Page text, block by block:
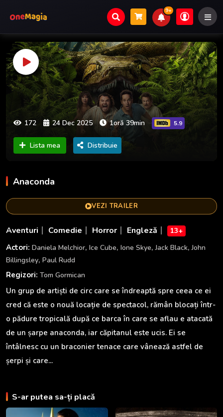
9+
172 24 Dec 2025 1oră 39min 5.9
Lista mea Distribuie
Anaconda
VEZI TRAILER
Aventuri Comedie Horror Engleză 13+
Actori: Daniela Melchior, Ice Cube, Ione Skye,Jack Black,John
Billingsley, Paul Rudd
Regizori: Tom Gormican
Un grup de artiști de circ care se îndreaptă spre ceea ce ei
cred că este o nouă locație de spectacol, rămân blocați într-
o pădure tropicală după ce barca în care se aflau e atacată
de un șarpe anaconda, iar căpitanul este ucis. Ei se
întâlnesc cu un braconier tenace care vânează astfel de
șerpi și care...
S-ar putea sa-ți placă